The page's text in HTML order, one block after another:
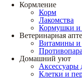
Кормление
Корм
Лакомства
Кормушки и
Ветеринарная
Витамины и
Домашний уют
Аксессуары
Клетки и